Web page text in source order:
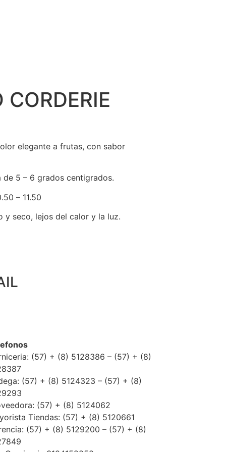
CORDERIE
elegante a frutas, con sabor
de 5 – 6 grados centigrados.
– 11.50
y seco, lejos del calor y la luz.
(57) + (8) 5128386 – (57) + (8)
(57) + (8) 5124323 – (57) + (8)
(57) + (8) 5124062
Tiendas: (57) + (8) 5120661
(57) + (8) 5129200 – (57) + (8)